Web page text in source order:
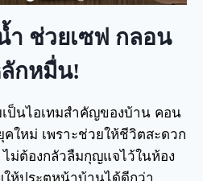
ำ ช่วยเซฟ กลอน
กหมื่น!
ป็นไอเทมสำคัญของบ้าน คอน
ใหม่ เพราะช่วยให้ชีวิตสะดวก
ม่ต้องกลัวลืมกุญแจไว้ในห้อง
ห้ประตูหน้าบ้านได้ดีกว่า